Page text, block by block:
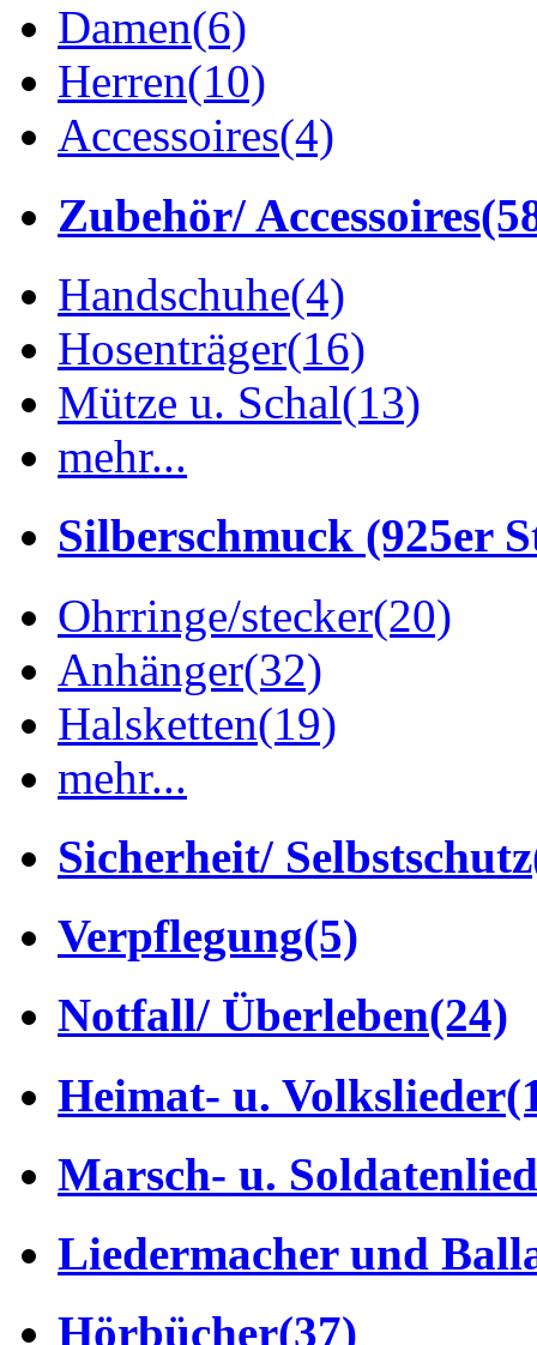
Damen(6)
Herren(10)
Accessoires(4)
Zubehör/ Accessoires
Handschuhe(4)
Hosenträger(16)
Mütze u. Schal(13)
mehr...
Silberschmuck (925er
Ohrringe/stecker(20)
Anhänger(32)
Halsketten(19)
mehr...
Sicherheit/ Selbstschutz
Verpflegung(5)
Notfall/ Überleben(24)
Heimat- u. Volkslieder
Marsch- u.
Liedermacher und
Hörbücher(37)